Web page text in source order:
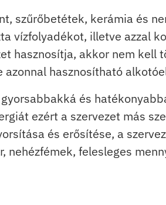
szűrőbetétek, kerámia és
vízfolyadékot, illetve azzal
hasznosítja, akkor nem
hasznosítható
és
ezért a szervezet más
és erősítése, a
nehézfémek, felesleges